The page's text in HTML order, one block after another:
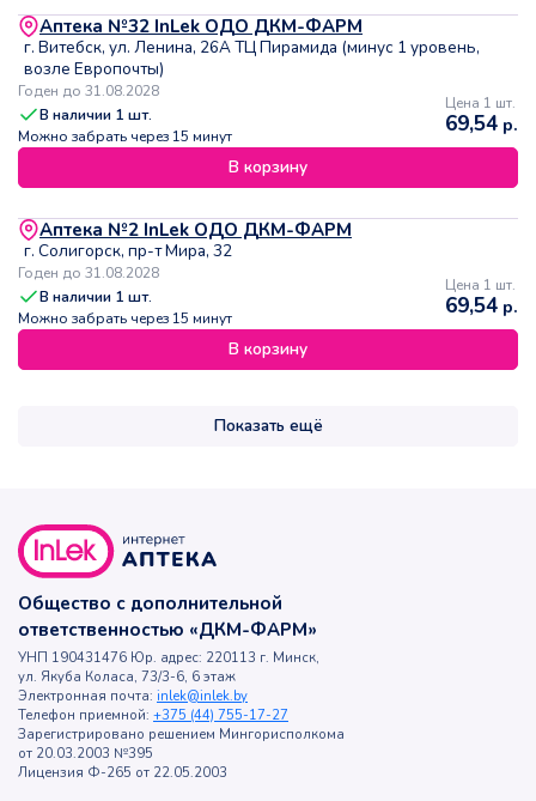
Аптека №32 InLek ОДО ДКМ-ФАРМ
г. Витебск, ул. Ленина, 26А ТЦ Пирамида (минус 1 уровень,
возле Европочты)
Годен до 31.08.2028
В наличии 1 шт.
Можно забрать через 15 минут
Цена 1 шт.
69,54 р.
В корзину
Аптека №2 InLek ОДО ДКМ-ФАРМ
г. Солигорск, пр-т Мира, 32
Годен до 31.08.2028
В наличии 1 шт.
Можно забрать через 15 минут
Цена 1 шт.
69,54 р.
В корзину
Показать ещё
Общество с дополнительной
ответственностью «ДКМ-ФАРМ»
УНП 190431476 Юр. адрес: 220113 г. Минск,
ул. Якуба Коласа, 73/3-6, 6 этаж
Электронная почта: inlek@inlek.by
Телефон приемной: +375 (44) 755-17-27
Зарегистрировано решением Мингорисполкома
от 20.03.2003 №395
Лицензия Ф-265 от 22.05.2003